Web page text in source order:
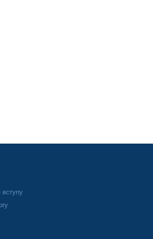
вступу